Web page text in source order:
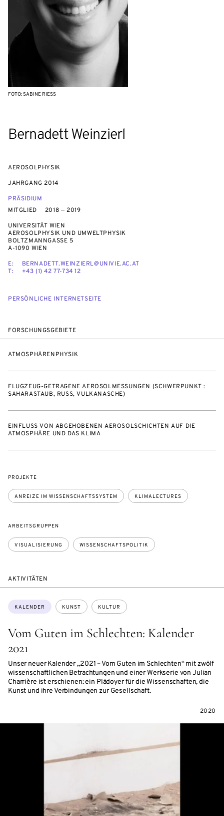
Bernadett Weinzierl
AEROSOLPHYSIK
JAHRGANG 2014
PRÄSIDIUM
MITGLIED
2018 — 2019
UNIVERSITÄT WIEN
AEROSOLPHYSIK UND UMWELTPHYSIK
BOLTZMANNGASSE 5
A-1090 WIEN
E:
BERNADETT.WEINZIERL@UNIVIE.AC.AT
T:
+43 (1) 42 77-734 12
PERSÖNLICHE INTERNETSEITE
FOTO: SABINE RIESS
FORSCHUNGSGEBIETE
ATMOSPHÄRENPHYSIK
FLUGZEUG-GETRAGENE AEROSOLMESSUNGEN (SCHWERPUNKT :
SAHARASTAUB, RUSS, VULKANASCHE)
EINFLUSS VON ABGEHOBENEN AEROSOLSCHICHTEN AUF DIE
ATMOSPHÄRE UND DAS KLIMA
PROJEKTE
ANREIZE IM WISSENSCHAFTSSYSTEM KLIMALECTURES
ARBEITSGRUPPEN
VISUALISIERUNG WISSENSCHAFTSPOLITIK
AKTIVITÄTEN
Vom Guten im Schlechten: Kalender
2021
Unser neuer Kalender „2021 – Vom Guten im Schlechten“ mit zwölf
wissenschaftlichen Betrachtungen und einer Werkserie von Julian
Charrière ist erschienen: ein Plädoyer für die Wissenschaften, die
Kunst und ihre Verbindungen zur Gesellschaft.
Themen:
KALENDER KUNST KULTUR
2020